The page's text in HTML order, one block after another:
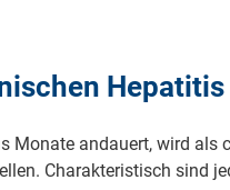
Hepatitis
Monate andauert, wird
Charakteristisch sind